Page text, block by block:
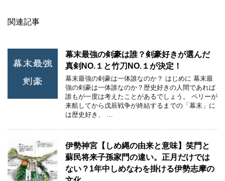
関連記事
幕末最強の剣豪は誰？剣豪好きが選んだ
真剣NO.１と竹刀NO.１が決定！
幕末最強の剣豪は一体誰なのか？ はじめに 幕末最
強の剣豪は一体誰なのか？歴史好きの人間であれば
誰もが一度は考えたことがあるでしょう。 ペリーが
来航してから戊辰戦争が終結するまでの「幕末」に
は歴史好き、 …
伊勢神宮【しめ縄の由来と意味】笑門と
蘇民将来子孫家門の違い。正月だけでは
ない？1年中しめなわを掛ける伊勢志摩の